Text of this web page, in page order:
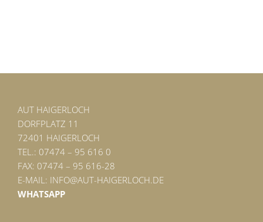
AUT HAIGERLOCH
DORFPLATZ 11
72401 HAIGERLOCH
TEL.: 07474 – 95 616 0
FAX: 07474 – 95 616-28
E-MAIL: INFO@AUT-HAIGERLOCH.DE
WHATSAPP